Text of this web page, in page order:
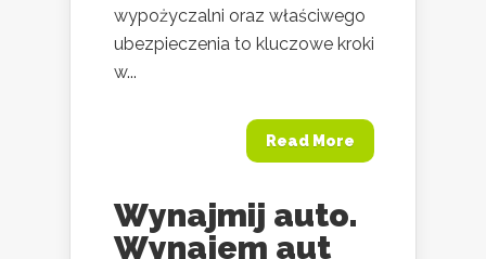
wypożyczalni oraz właściwego
ubezpieczenia to kluczowe kroki
w...
Read More
Wynajmij auto.
Wynajem aut